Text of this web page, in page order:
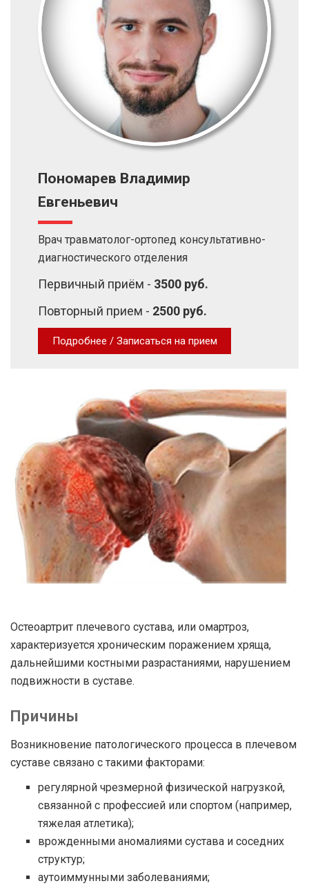
Пономарев Владимир
Евгеньевич
Врач травматолог-ортопед консультативно-
диагностического отделения
Первичный приём - 3500 руб.
Повторный прием - 2500 руб.
Подробнее / Записаться на прием
Остеоартрит плечевого сустава, или омартроз,
характеризуется хроническим поражением хряща,
дальнейшими костными разрастаниями, нарушением
подвижности в суставе.
Причины
Возникновение патологического процесса в плечевом
суставе связано с такими факторами:
регулярной чрезмерной физической нагрузкой,
связанной с профессией или спортом (например,
тяжелая атлетика);
врожденными аномалиями сустава и соседних
структур;
аутоиммунными заболеваниями;